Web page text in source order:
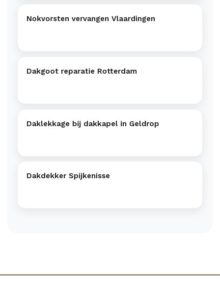
Nokvorsten vervangen Vlaardingen
Dakgoot reparatie Rotterdam
Daklekkage bij dakkapel in Geldrop
Dakdekker Spijkenisse